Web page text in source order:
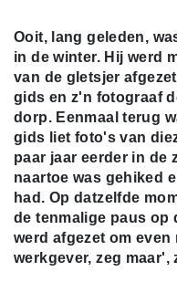
Ooit, lang geleden,
in de winter. Hij werd
van de gletsjer
gids en z'n fotograaf
dorp. Eenmaal terug
gids liet foto's van
paar jaar eerder in de
naartoe was gehiked
had. Op datzelfde
de tenmalige paus op
werd afgezet om
werkgever, zeg maar',